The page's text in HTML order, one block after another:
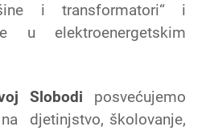
i transformatori“ i
u elektroenergetskim
Slobodi posvećujemo
djetinjstvo, školovanje,